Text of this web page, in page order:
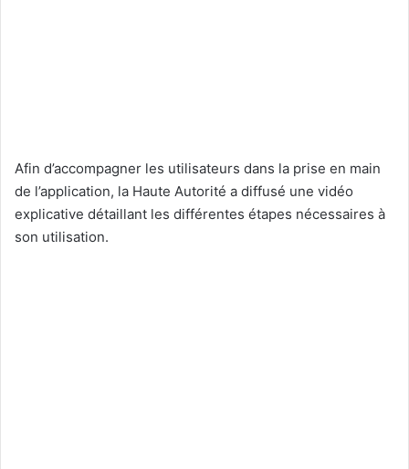
Afin d’accompagner les utilisateurs dans la prise en main
de l’application, la Haute Autorité a diffusé une vidéo
explicative détaillant les différentes étapes nécessaires à
son utilisation.